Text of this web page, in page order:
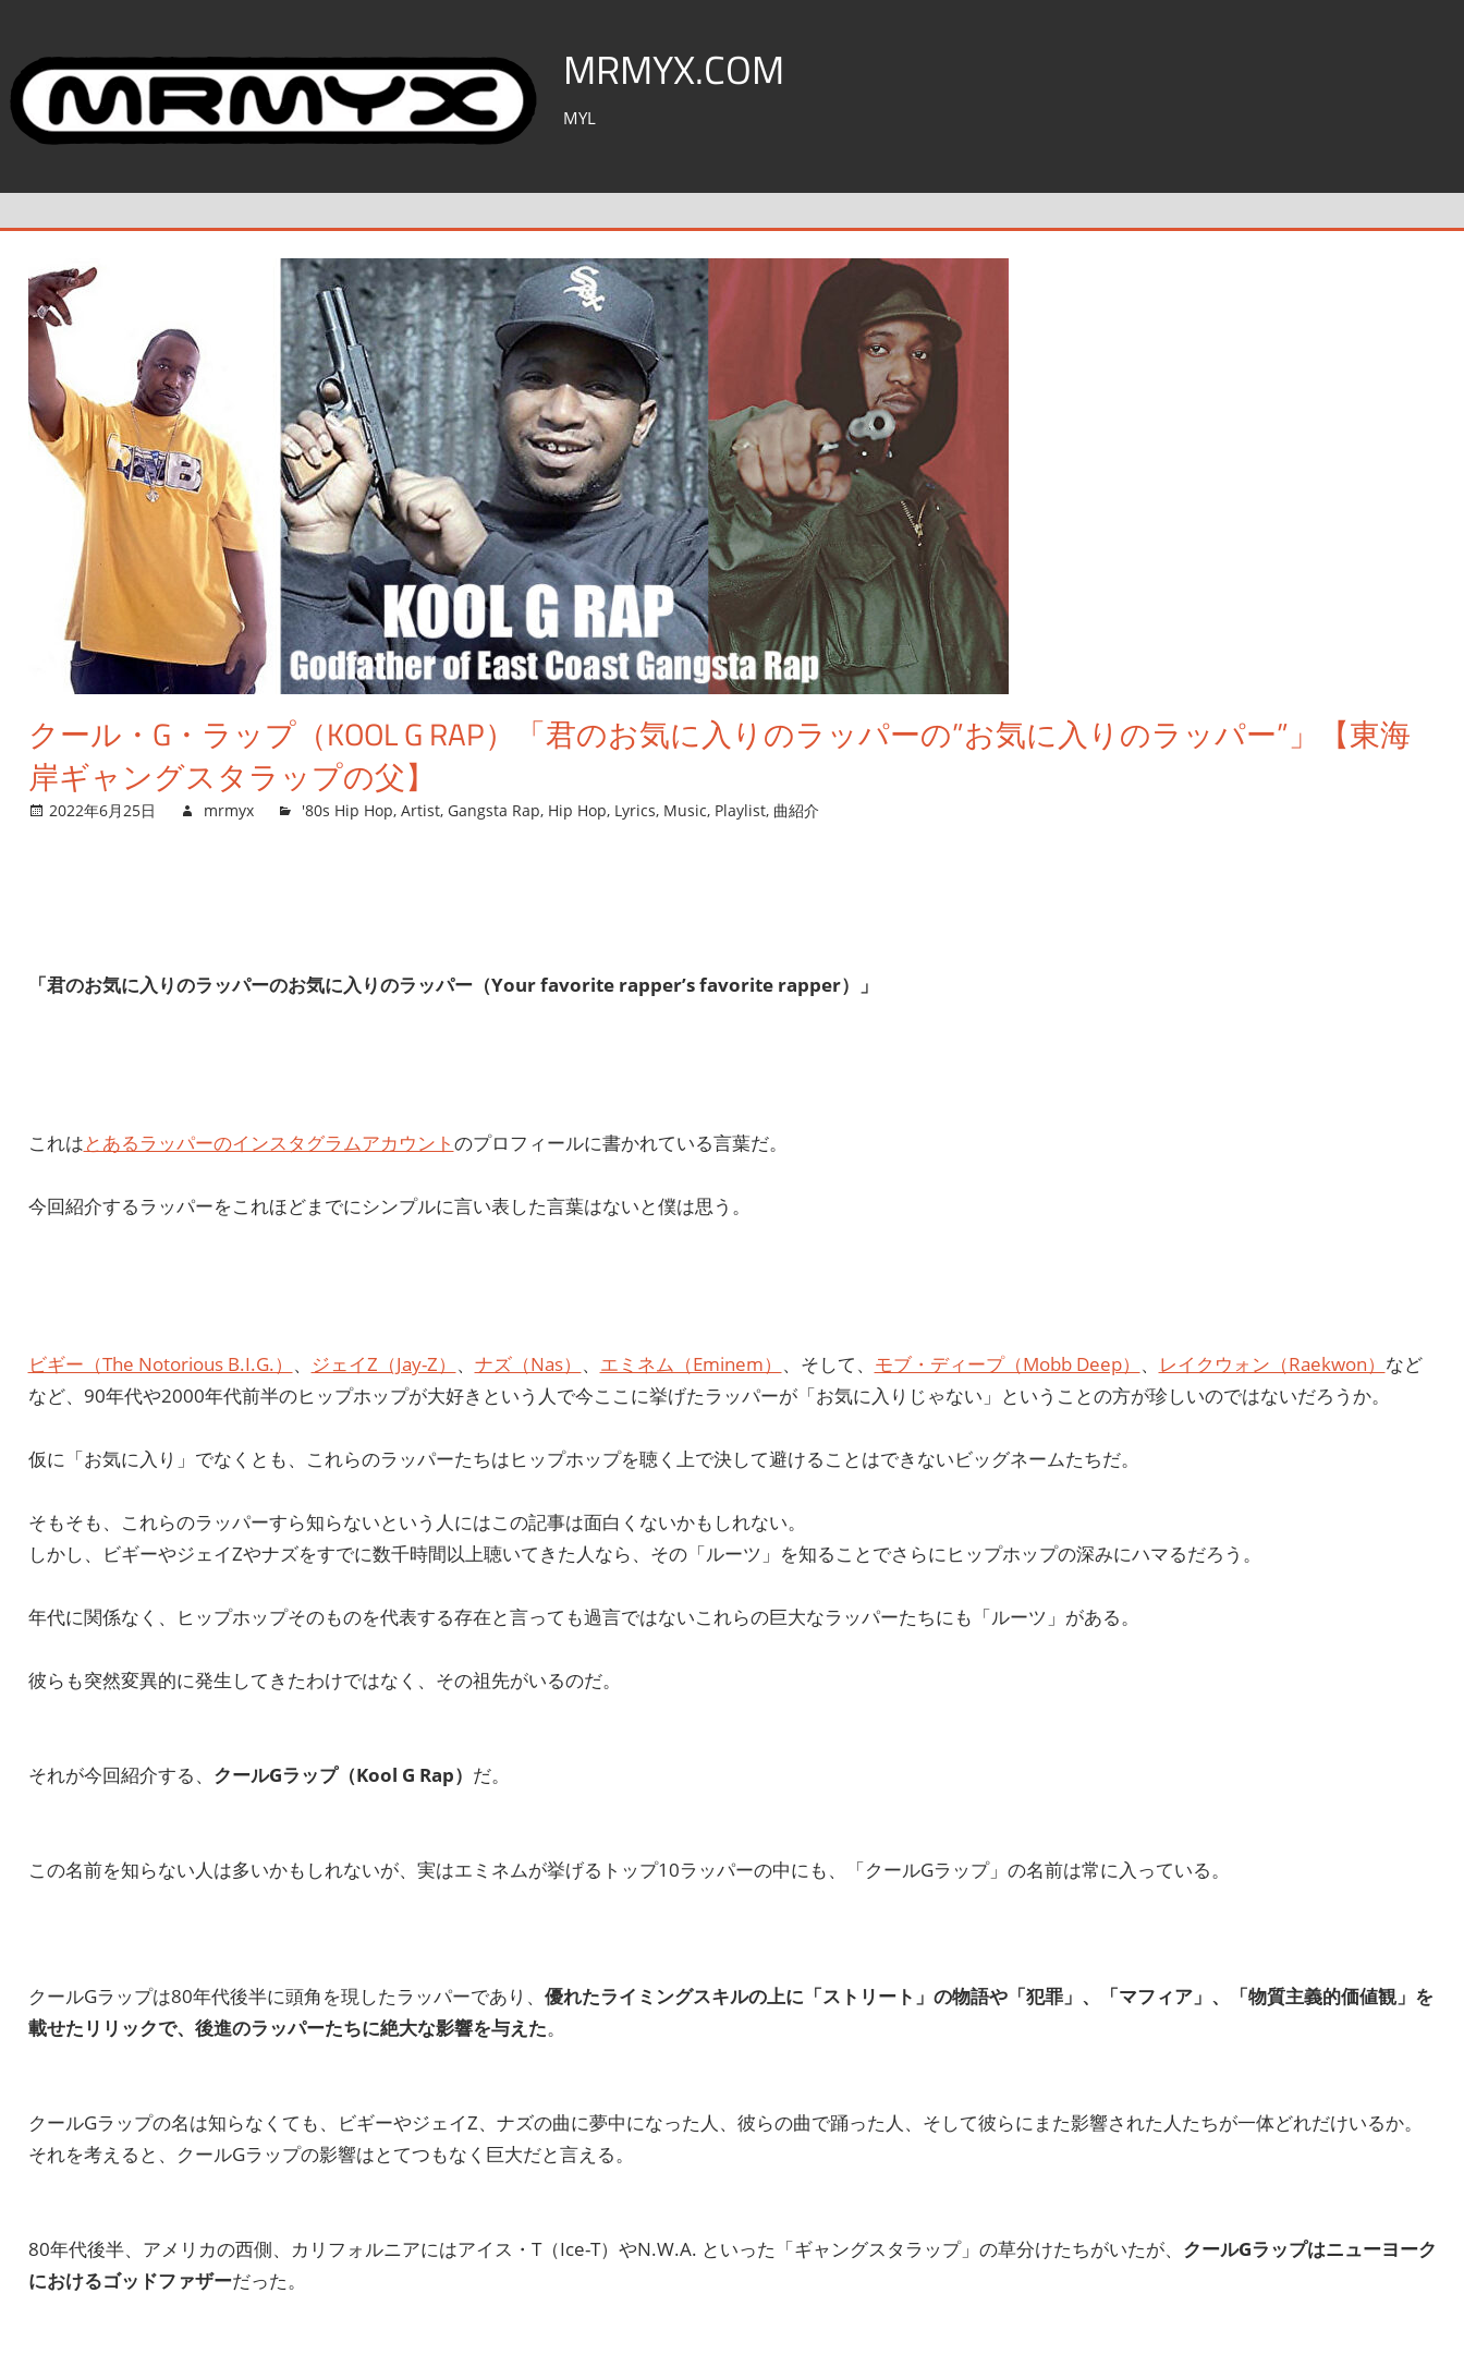
テ
ン
キ
MRMYX.COM
MYL
クール・G・ラップ（KOOL G RAP）「君のお気に入りのラッパーの”お気に入りのラッパー”」【東海
岸ギャングスタラップの父】
2022年6月25日 mrmyx '80s Hip Hop,Artist, Gangsta Rap, Hip Hop, Lyrics, Music, Playlist, 曲紹介
「君のお気に入りのラッパーのお気に入りのラッパー（Your favorite rapper’s favorite rapper）」
これはとあるラッパーのインスタグラムアカウントのプロフィールに書かれている言葉だ。
今回紹介するラッパーをこれほどまでにシンプルに言い表した言葉はないと僕は思う。
ビギー（The Notorious B.I.G.） 、 ジェイZ（Jay-Z） 、 ナズ（Nas） 、 エミネム（Eminem） 、そして、 モブ・ディープ（Mobb Deep） 、 レイクウォン（Raekwon） など
など、90年代や2000年代前半のヒップホップが大好きという人で今ここに挙げたラッパーが「お気に入りじゃない」ということの方が珍しいのではないだろうか。
仮に「お気に入り」でなくとも、これらのラッパーたちはヒップホップを聴く上で決して避けることはできないビッグネームたちだ。
そもそも、これらのラッパーすら知らないという人にはこの記事は面白くないかもしれない。
しかし、ビギーやジェイZやナズをすでに数千時間以上聴いてきた人なら、その「ルーツ」を知ることでさらにヒップホップの深みにハマるだろう。
年代に関係なく、ヒップホップそのものを代表する存在と言っても過言ではないこれらの巨大なラッパーたちにも「ルーツ」がある。
彼らも突然変異的に発生してきたわけではなく、その祖先がいるのだ。
それが今回紹介する、 クールGラップ（Kool G Rap） だ。
この名前を知らない人は多いかもしれないが、実はエミネムが挙げるトップ10ラッパーの中にも、「クールGラップ」の名前は常に入っている。
クールGラップは80年代後半に頭角を現したラッパーであり、 優れたライミングスキルの上に「ストリート」の物語や「犯罪」、「マフィア」、「物質主義的価値観」を
載せたリリックで、後進のラッパーたちに絶大な影響を与えた。
クールGラップの名は知らなくても、ビギーやジェイZ、ナズの曲に夢中になった人、彼らの曲で踊った人、そして彼らにまた影響された人たちが一体どれだけいるか。
それを考えると、クールGラップの影響はとてつもなく巨大だと言える。
80年代後半、アメリカの西側、カリフォルニアにはアイス・T（Ice-T）やN.W.A. といった「ギャングスタラップ」の草分けたちがいたが、 クールGラップはニューヨーク
におけるゴッドファザーだった。